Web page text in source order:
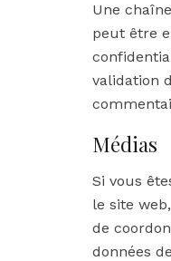
Une
peut être
validation
Médias
Si vous
le site
de
données